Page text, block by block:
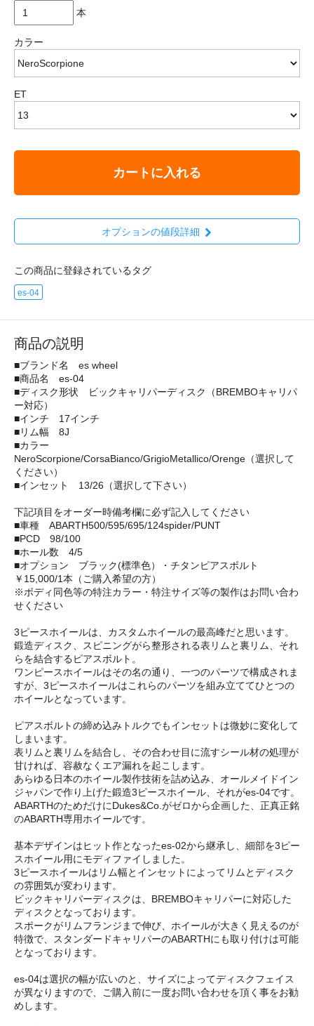
本
カラー
ET
カートに入れる
オプションの値段詳細
この商品に登録されているタグ
es-04
商品の説明
■ブランド名 es wheel
■商品名 es-04
■ディスク形状 ビックキャリパーディスク（BREMBOキャリパ
ー対応）
■インチ 17インチ
■リム幅 8J
■カラー
NeroScorpione/CorsaBianco/GrigioMetallico/Orenge（選択して
ください）
■インセット 13/26（選択して下さい）
下記項目をオーダー時備考欄に必ず記入してください
■車種 ABARTH500/595/695/124spider/PUNT
■PCD 98/100
■ホール数 4/5
■オプション ブラック(標準色）・チタンピアスボルト
￥15,000/1本（ご購入希望の方）
※ボディ同色等の特注カラー・特注サイズ等の製作はお問い合わ
せください
3ピースホイールは、カスタムホイールの最高峰だと思います。
鍛造ディスク、スピニングがら整形される表リムと裏リム、それ
らを結合するピアスボルト。
ワンピースホイールはその名の通り、一つのパーツで構成されま
すが、3ピースホイールはこれらのパーツを組み立ててひとつの
ホイールとなっています。
ピアスボルトの締め込みトルクでもインセットは微妙に変化して
しまいます。
表リムと裏リムを結合し、その合わせ目に流すシール材の処理が
甘ければ、容赦なくエア漏れを起こします。
あらゆる日本のホイール製作技術を詰め込み、オールメイドイン
ジャパンで作り上げた鍛造3ピースホイール、それがes-04です。
ABARTHのためだけにDukes&Co.がゼロから企画した、正真正銘
のABARTH専用ホイールです。
基本デザインはヒット作となったes-02から継承し、細部を3ピー
スホイール用にモディファイしました。
3ピースホイールはリム幅とインセットによってリムとディスク
の雰囲気が変わります。
ビックキャリパーディスクは、BREMBOキャリパーに対応した
ディスクとなっております。
スポークがリムフランジまで伸び、ホイールが大きく見えるのが
特徴で、スタンダードキャリパーのABARTHにも取り付けは可能
となっております。
es-04は選択の幅が広いのと、サイズによってディスクフェイス
が異なりますので、ご購入前に一度お問い合わせを頂く事をお勧
めします。